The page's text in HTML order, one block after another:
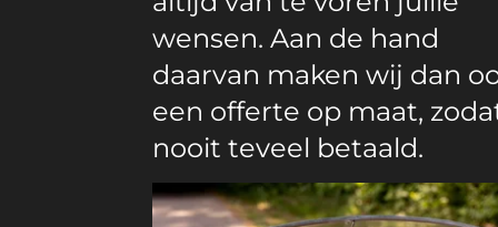
wensen. Aan de hand
daarvan maken wij dan
een offerte op maat,
nooit teveel betaald.